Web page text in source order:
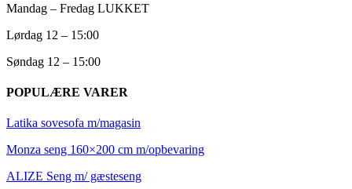
Mandag – Fredag LUKKET
Lørdag 12 – 15:00
Søndag 12 – 15:00
POPULÆRE VARER
Latika sovesofa m/magasin
Monza seng 160×200 cm m/opbevaring
ALIZE Seng m/ gæsteseng